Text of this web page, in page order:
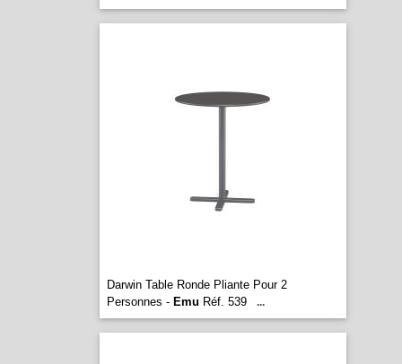
Darwin Table Ronde Pliante Pour 2
Personnes - Emu Réf. 539 ...